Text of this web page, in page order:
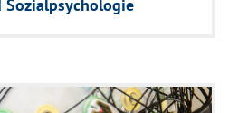
Sozialpsychologie